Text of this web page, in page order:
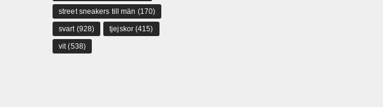
street sneakers till män (170)
svart (928) tjejskor(415)
vit (538)